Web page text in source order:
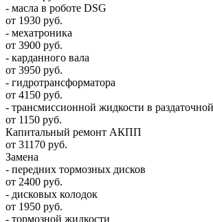
- масла в роботе DSG
от 1930 руб.
- мехатроника
от 3900 руб.
- карданного вала
от 3950 руб.
- гидротрансформатора
от 4150 руб.
- трансмиссионной жидкости в
от 1150 руб.
Капитальный ремонт АКПП
от 31170 руб.
Замена
- передних тормозных дисков
от 2400 руб.
- дисковых колодок
от 1950 руб.
- тормозной жидкости